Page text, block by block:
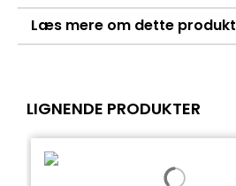
Læs mere om dette produkt
LIGNENDE PRODUKTER